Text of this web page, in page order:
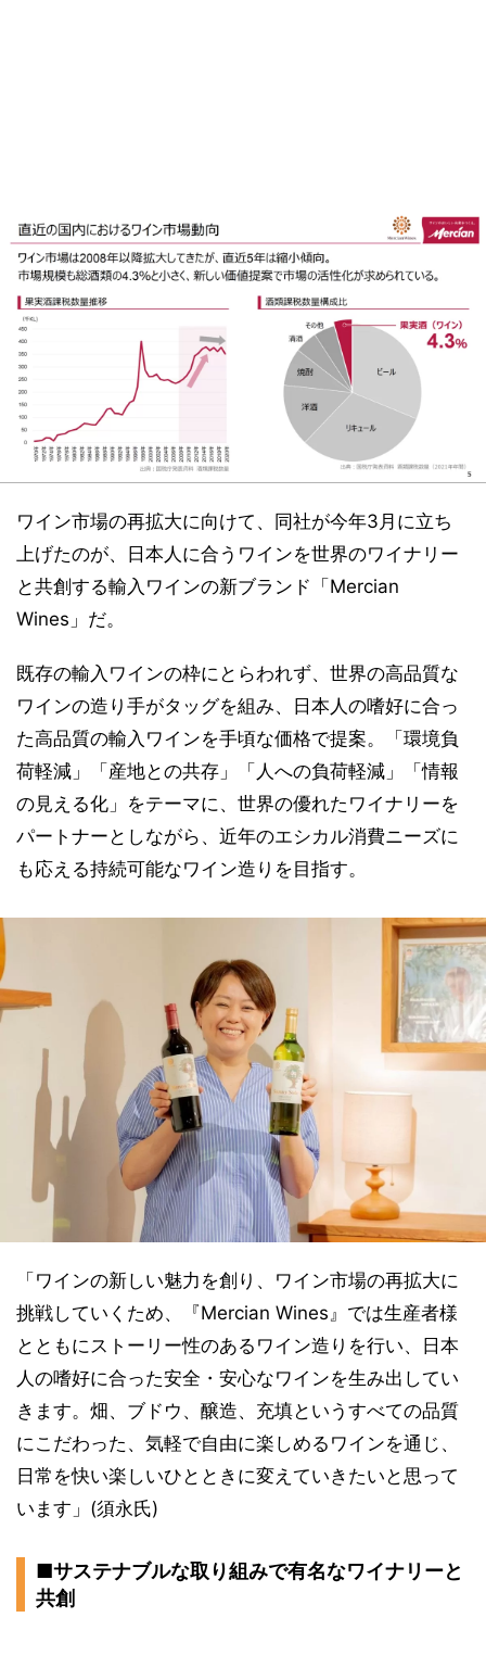
ワイン市場の再拡大に向けて、同社が今年3月に立ち
上げたのが、日本人に合うワインを世界のワイナリー
と共創する輸入ワインの新ブランド「Mercian
Wines」だ。
既存の輸入ワインの枠にとらわれず、世界の高品質な
ワインの造り手がタッグを組み、日本人の嗜好に合っ
た高品質の輸入ワインを手頃な価格で提案。「環境負
荷軽減」「産地との共存」「人への負荷軽減」「情報
の見える化」をテーマに、世界の優れたワイナリーを
パートナーとしながら、近年のエシカル消費ニーズに
も応える持続可能なワイン造りを目指す。
「ワインの新しい魅力を創り、ワイン市場の再拡大に
挑戦していくため、『Mercian Wines』では生産者様
とともにストーリー性のあるワイン造りを行い、日本
人の嗜好に合った安全・安心なワインを生み出してい
きます。畑、ブドウ、醸造、充填というすべての品質
にこだわった、気軽で自由に楽しめるワインを通じ、
日常を快い楽しいひとときに変えていきたいと思って
います」(須永氏)
■サステナブルな取り組みで有名なワイナリーと
共創